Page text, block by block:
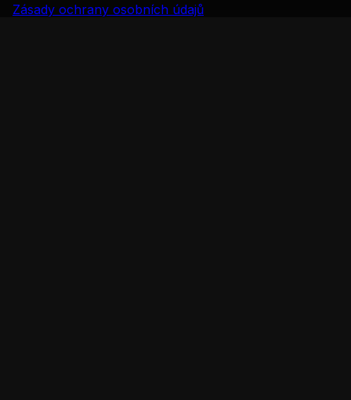
Zásady ochrany osobních údajů